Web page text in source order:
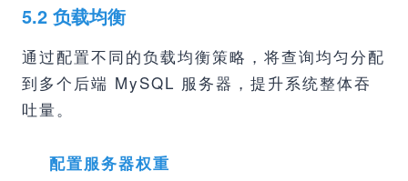
5.2 负载均衡
通过配置不同的负载均衡策略，将查询均匀分配
到多个后端 MySQL 服务器，提升系统整体吞
吐量。
配置服务器权重